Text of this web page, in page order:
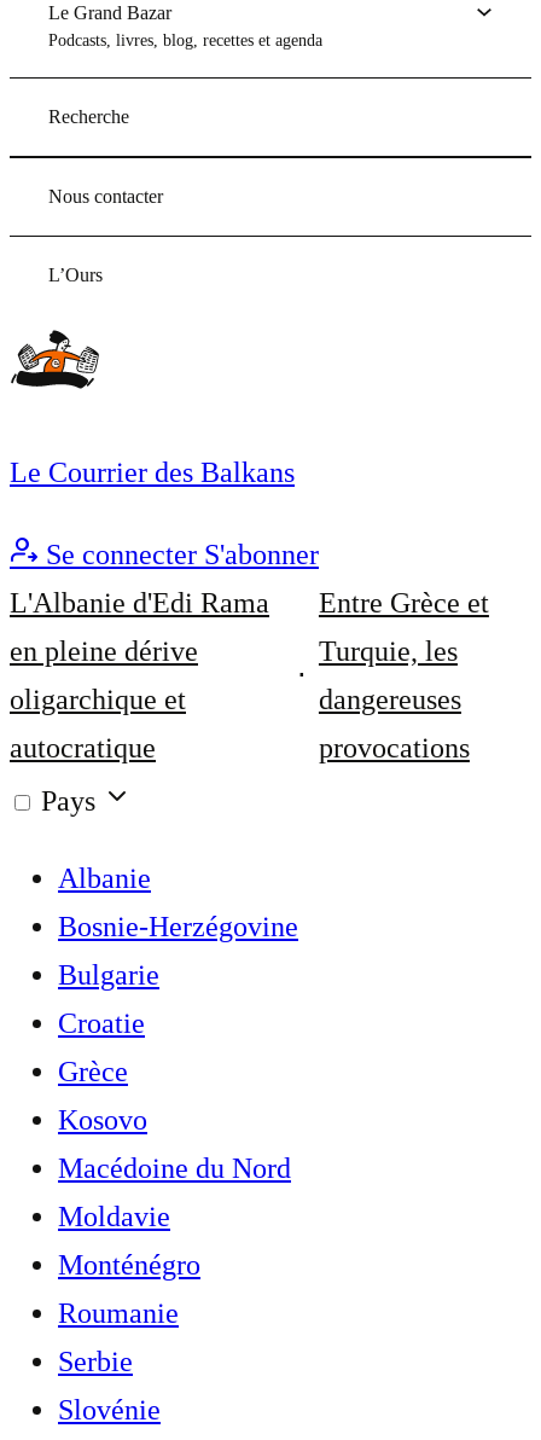
Le Grand Bazar
Podcasts, livres, blog, recettes et agenda
Recherche
Nous contacter
L’Ours
Le Courrier des Balkans
Se connecter S'abonner
L'Albanie d'Edi Rama
en pleine dérive
oligarchique et
autocratique
Entre Grèce et
Turquie, les
dangereuses
provocations
Pays
Albanie
Bosnie-Herzégovine
Bulgarie
Croatie
Grèce
Kosovo
Macédoine du Nord
Moldavie
Monténégro
Roumanie
Serbie
Slovénie